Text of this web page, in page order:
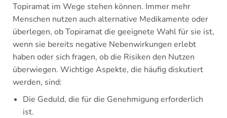
Topiramat im Wege stehen können. Immer mehr
Menschen nutzen auch alternative Medikamente oder
überlegen, ob Topiramat die geeignete Wahl für sie ist,
wenn sie bereits negative Nebenwirkungen erlebt
haben oder sich fragen, ob die Risiken den Nutzen
überwiegen. Wichtige Aspekte, die häufig diskutiert
werden, sind:
Die Geduld, die für die Genehmigung erforderlich
ist.